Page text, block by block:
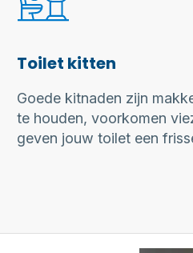
Toilet kitten
Goede kitnaden zijn
te houden, voorkomen
geven jouw toilet een